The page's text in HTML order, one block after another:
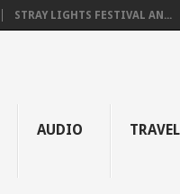
STRAY LIGHTS FESTIVAL AN...
AUDIO TRAVEL